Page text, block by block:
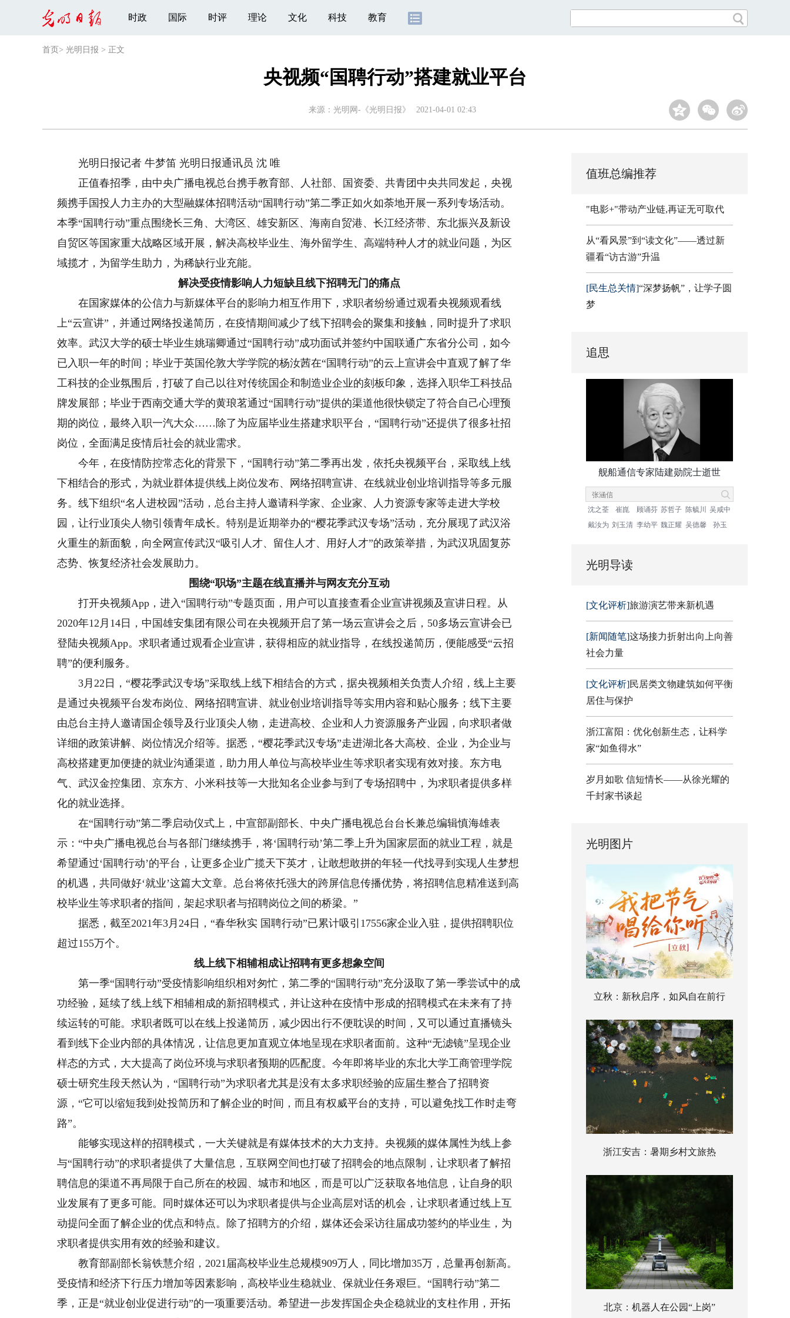
时政 国际 时评 理论 文化 科技 教育
首页 > 光明日报 > 正文
央视频“国聘行动”搭建就业平台
来源： 光明网-《光明日报》 2021-04-01 02:43
光明日报记者 牛梦笛 光明日报通讯员 沈 唯
正值春招季，由中央广播电视总台携手教育部、人社部、国资委、共青团中央共同发起，央视
频携手国投人力主办的大型融媒体招聘活动“国聘行动”第二季正如火如荼地开展一系列专场活动。
本季“国聘行动”重点围绕长三角、大湾区、雄安新区、海南自贸港、长江经济带、东北振兴及新设
自贸区等国家重大战略区域开展，解决高校毕业生、海外留学生、高端特种人才的就业问题，为区
域揽才，为留学生助力，为稀缺行业充能。
解决受疫情影响人力短缺且线下招聘无门的痛点
在国家媒体的公信力与新媒体平台的影响力相互作用下，求职者纷纷通过观看央视频观看线
上“云宣讲”，并通过网络投递简历，在疫情期间减少了线下招聘会的聚集和接触，同时提升了求职
效率。武汉大学的硕士毕业生姚瑞卿通过“国聘行动”成功面试并签约中国联通广东省分公司，如今
已入职一年的时间；毕业于英国伦敦大学学院的杨汝茜在“国聘行动”的云上宣讲会中直观了解了华
工科技的企业氛围后，打破了自己以往对传统国企和制造业企业的刻板印象，选择入职华工科技品
牌发展部；毕业于西南交通大学的黄琅茗通过“国聘行动”提供的渠道他很快锁定了符合自己心理预
期的岗位，最终入职一汽大众……除了为应届毕业生搭建求职平台，“国聘行动”还提供了很多社招
岗位，全面满足疫情后社会的就业需求。
今年，在疫情防控常态化的背景下，“国聘行动”第二季再出发，依托央视频平台，采取线上线
下相结合的形式，为就业群体提供线上岗位发布、网络招聘宣讲、在线就业创业培训指导等多元服
务。线下组织“名人进校园”活动，总台主持人邀请科学家、企业家、人力资源专家等走进大学校
园，让行业顶尖人物引领青年成长。特别是近期举办的“樱花季武汉专场”活动，充分展现了武汉浴
火重生的新面貌，向全网宣传武汉“吸引人才、留住人才、用好人才”的政策举措，为武汉巩固复苏
态势、恢复经济社会发展助力。
围绕“职场”主题在线直播并与网友充分互动
打开央视频App，进入“国聘行动”专题页面，用户可以直接查看企业宣讲视频及宣讲日程。从
2020年12月14日，中国雄安集团有限公司在央视频开启了第一场云宣讲会之后，50多场云宣讲会已
登陆央视频App。求职者通过观看企业宣讲，获得相应的就业指导，在线投递简历，便能感受“云招
聘”的便利服务。
3月22日，“樱花季武汉专场”采取线上线下相结合的方式，据央视频相关负责人介绍，线上主要
是通过央视频平台发布岗位、网络招聘宣讲、就业创业培训指导等实用内容和贴心服务；线下主要
由总台主持人邀请国企领导及行业顶尖人物，走进高校、企业和人力资源服务产业园，向求职者做
详细的政策讲解、岗位情况介绍等。据悉，“樱花季武汉专场”走进湖北各大高校、企业，为企业与
高校搭建更加便捷的就业沟通渠道，助力用人单位与高校毕业生等求职者实现有效对接。东方电
气、武汉金控集团、京东方、小米科技等一大批知名企业参与到了专场招聘中，为求职者提供多样
化的就业选择。
在“国聘行动”第二季启动仪式上，中宣部副部长、中央广播电视总台台长兼总编辑慎海雄表
示：“中央广播电视总台与各部门继续携手，将‘国聘行动’第二季上升为国家层面的就业工程，就是
希望通过‘国聘行动’的平台，让更多企业广揽天下英才，让敢想敢拼的年轻一代找寻到实现人生梦想
的机遇，共同做好‘就业’这篇大文章。总台将依托强大的跨屏信息传播优势，将招聘信息精准送到高
校毕业生等求职者的指间，架起求职者与招聘岗位之间的桥梁。”
据悉，截至2021年3月24日，“春华秋实 国聘行动”已累计吸引17556家企业入驻，提供招聘职位
超过155万个。
线上线下相辅相成让招聘有更多想象空间
第一季“国聘行动”受疫情影响组织相对匆忙，第二季的“国聘行动”充分汲取了第一季尝试中的成
功经验，延续了线上线下相辅相成的新招聘模式，并让这种在疫情中形成的招聘模式在未来有了持
续运转的可能。求职者既可以在线上投递简历，减少因出行不便耽误的时间，又可以通过直播镜头
看到线下企业内部的具体情况，让信息更加直观立体地呈现在求职者面前。这种“无滤镜”呈现企业
样态的方式，大大提高了岗位环境与求职者预期的匹配度。今年即将毕业的东北大学工商管理学院
硕士研究生段天然认为，“国聘行动”为求职者尤其是没有太多求职经验的应届生整合了招聘资
源，“它可以缩短我到处投简历和了解企业的时间，而且有权威平台的支持，可以避免找工作时走弯
路”。
能够实现这样的招聘模式，一大关键就是有媒体技术的大力支持。央视频的媒体属性为线上参
与“国聘行动”的求职者提供了大量信息，互联网空间也打破了招聘会的地点限制，让求职者了解招
聘信息的渠道不再局限于自己所在的校园、城市和地区，而是可以广泛获取各地信息，让自身的职
业发展有了更多可能。同时媒体还可以为求职者提供与企业高层对话的机会，让求职者通过线上互
动提问全面了解企业的优点和特点。除了招聘方的介绍，媒体还会采访往届成功签约的毕业生，为
求职者提供实用有效的经验和建议。
教育部副部长翁铁慧介绍，2021届高校毕业生总规模909万人，同比增加35万，总量再创新高。
受疫情和经济下行压力增加等因素影响，高校毕业生稳就业、保就业任务艰巨。“国聘行动”第二
季，正是“就业创业促进行动”的一项重要活动。希望进一步发挥国企央企稳就业的支柱作用，开拓
值班总编推荐
"电影+"带动产业链,再证无可取代
从“看风景”到“读文化”——透过新
疆看“访古游”升温
[民生总关情]“深梦扬帆”，让学子圆
梦
追思
舰船通信专家陆建勋院士逝世
沈之荃 崔崑 顾诵芬 苏哲子 陈毓川
吴咸中
戴汝为 刘玉清 李幼平 魏正耀 吴德馨 孙玉
光明导读
[文化评析]旅游演艺带来新机遇
[新闻随笔]这场接力折射出向上向善
社会力量
[文化评析]民居类文物建筑如何平衡
居住与保护
浙江富阳：优化创新生态，让科学
家“如鱼得水”
岁月如歌 信短情长——从徐光耀的
千封家书谈起
光明图片
立秋：新秋启序，如风自在前行
浙江安吉：暑期乡村文旅热
北京：机器人在公园“上岗”